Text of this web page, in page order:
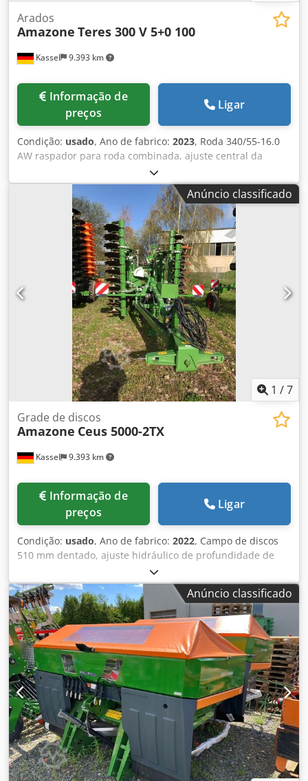
Kassel 9.393 km
Arados
Amazone Teres 300 V 5+0 100
preços
Ligar
Condição: usado, Ano de fabrico: 2023, Roda 340/55-16.0
AW raspador para roda combinada, ajuste central da
pressão de liberação / corpo de arado STU 40 lâmina do
arado, ponta de arado HD 430, disco de corte dentado D
500, 1 unidade / dentado, preparação para iluminação /
Dksdpfxot Eay Eo Aamer
Anúncio classificado
1 /7
Kassel 9.393 km
Grade de discos
Amazone Ceus 5000-2TX
preços
Ligar
Condição: usado, Ano de fabrico: 2022, Campo de discos
510 mm dentado, ajuste hidráulico de profundidade de
trabalho do campo de discos, ajuste hidráulico da
profundidade de trabalho da unidade niveladora, dentes
C-Mix-Ultra para Ceus 50, ajuste hidráulico de
profundidade de trabalho do campo de dentes com timão
hidráulico HD LÂMINA 80 mm (14/K1) Dedpfetz Tplex
Aamskr
Anúncio classificado